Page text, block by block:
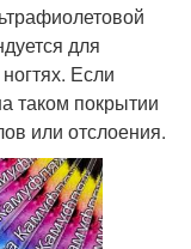
для
Если
таком покрытии
или отслоения.